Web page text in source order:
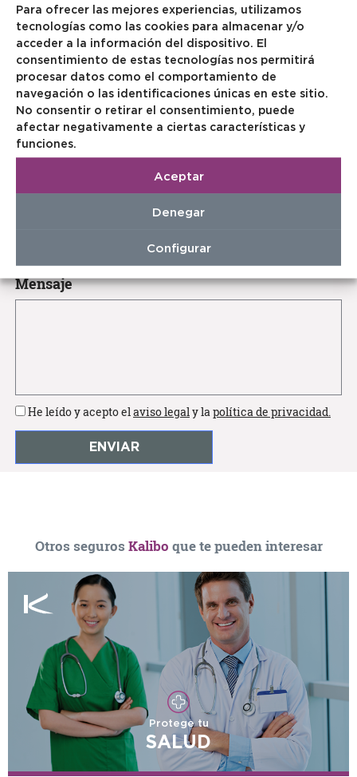
Para ofrecer las mejores experiencias, utilizamos
tecnologías como las cookies para almacenar y/o
acceder a la información del dispositivo. El
consentimiento de estas tecnologías nos permitirá
procesar datos como el comportamiento de
navegación o las identificaciones únicas en este sitio.
No consentir o retirar el consentimiento, puede
afectar negativamente a ciertas características y
funciones.
Aceptar
Denegar
Configurar
Para cualquier duda puede ponerse en contacto
con nosotros mediante este formulario. Le
atenderemos lo antes posible.
Nombre(obligatorio)
(obligatorio)
Mensaje
He leído y acepto elaviso legaly lapolítica de privacidad.
Otros seguros Kalibo que te pueden interesar
Protege tu
SALUD